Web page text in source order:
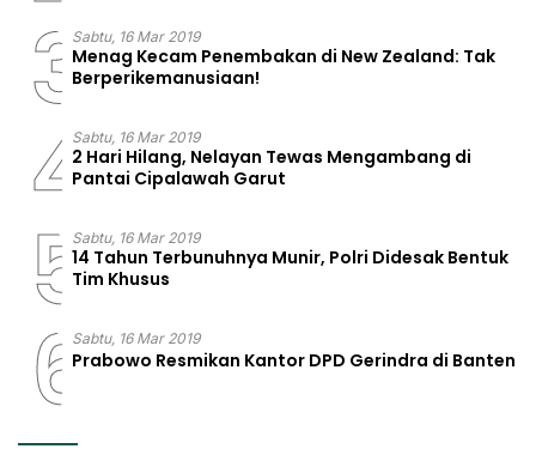
3Sabtu, 16 Mar 2019
Menag Kecam Penembakan di New Zealand: Tak
Berperikemanusiaan!
4Sabtu, 16 Mar 2019
2 Hari Hilang, Nelayan Tewas Mengambang di
Pantai Cipalawah Garut
5Sabtu, 16 Mar 2019
14 Tahun Terbunuhnya Munir, Polri Didesak Bentuk
Tim Khusus
6Sabtu, 16 Mar 2019
Prabowo Resmikan Kantor DPD Gerindra di Banten